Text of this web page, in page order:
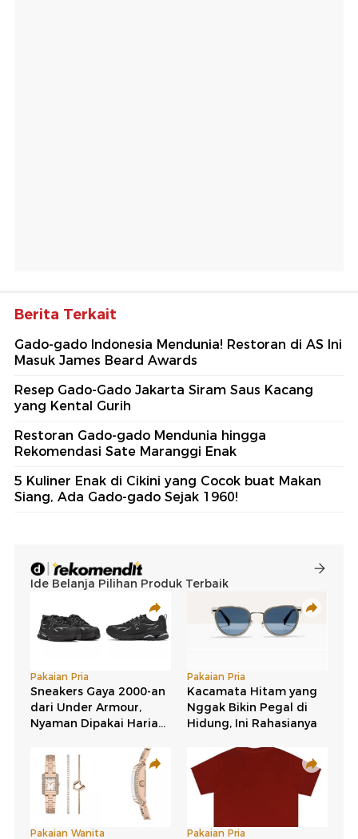
Berita Terkait
Gado-gado Indonesia Mendunia! Restoran di AS Ini
Masuk James Beard Awards
Resep Gado-Gado Jakarta Siram Saus Kacang
yang Kental Gurih
Restoran Gado-gado Mendunia hingga
Rekomendasi Sate Maranggi Enak
5 Kuliner Enak di Cikini yang Cocok buat Makan
Siang, Ada Gado-gado Sejak 1960!